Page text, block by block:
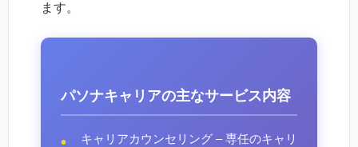
ます。
パソナキャリアの主なサービス内容
キャリアカウンセリング – 専任のキャリ